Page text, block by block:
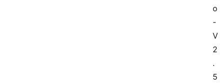
o
-
V
2
.
5